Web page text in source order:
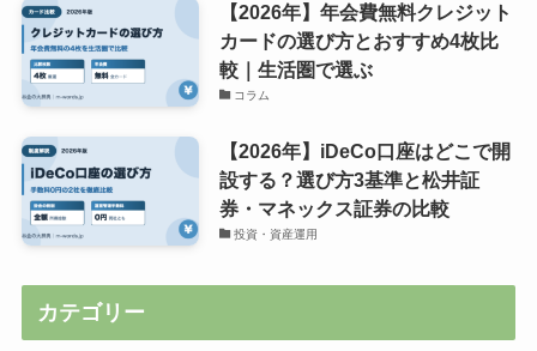
【2026年】年会費無料クレジット
カードの選び方とおすすめ4枚比
較｜生活圏で選ぶ
コラム
【2026年】iDeCo口座はどこで開
設する？選び方3基準と松井証
券・マネックス証券の比較
投資・資産運用
カテゴリー